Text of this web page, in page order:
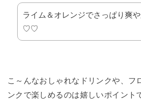
ライム＆オレンジでさっぱり爽や
♡♡
こ～んなおしゃれなドリンクや、フ
ンクで楽しめるのは嬉しいポイント